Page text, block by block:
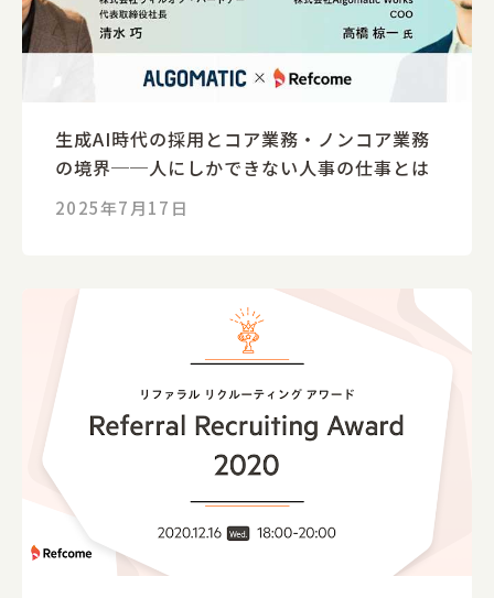
生成AI時代の採用とコア業務・ノンコア業務
の境界──人にしかできない人事の仕事とは
2025年7月17日